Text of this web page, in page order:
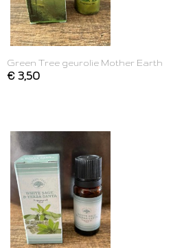
Green Tree geurolie Mother Earth
€ 3,50